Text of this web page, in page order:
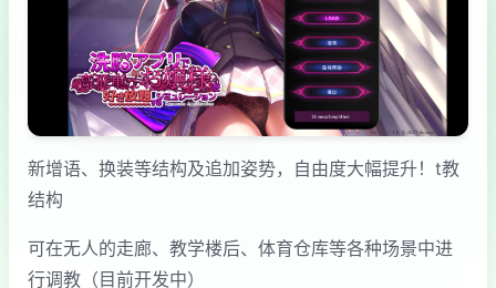
新增语、换装等结构及追加姿势，自由度大幅提升！t教
结构
可在无人的走廊、教学楼后、体育仓库等各种场景中进
行调教（目前开发中）